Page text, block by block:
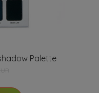
Palette